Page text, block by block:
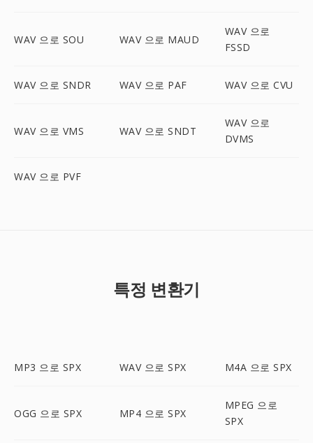
WAV 으로 SOU WAV 으로 MAUD
WAV 으로
FSSD
WAV 으로 SNDR WAV 으로 PAF WAV 으로 CVU
WAV 으로 VMS WAV 으로 SNDT
WAV 으로
DVMS
WAV 으로 PVF
특정 변환기
MP3 으로 SPX WAV 으로 SPX M4A 으로 SPX
OGG 으로 SPX MP4 으로 SPX
MPEG 으로
SPX